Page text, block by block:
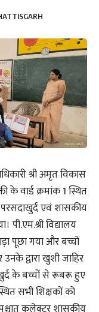
श्री अमृत विकास
वार्ड क्रमांक 1 स्थित
परसदाखुर्द एवं शासकीय
विद्यालय
पूछा गया और बच्चों
उनके द्वारा खुशी जाहिर
के बच्चों से रूबरू हुए
सभी शिक्षकों को